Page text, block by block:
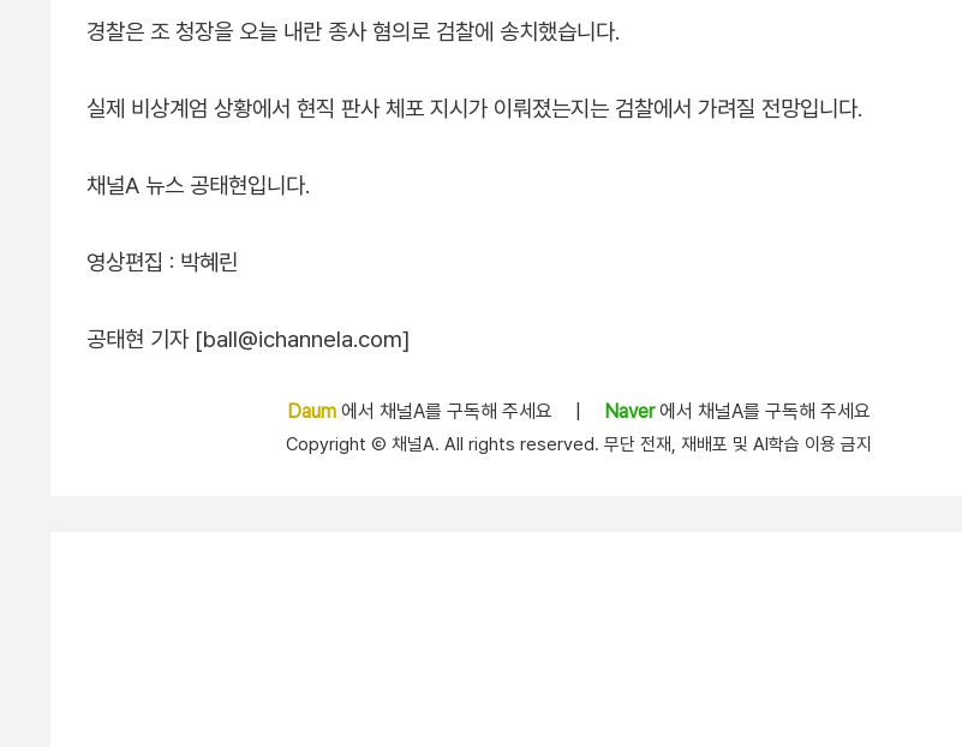
경찰은 조 청장을 오늘 내란 종사 혐의로 검찰에 송치했습니다.
실제 비상계엄 상황에서 현직 판사 체포 지시가 이뤄졌는지는 검찰에서 가려질 전망입니다.
채널A 뉴스 공태현입니다.
영상편집 : 박혜린
공태현 기자 [ball@ichannela.com]
Daum 에서 채널A를 구독해 주세요 Naver에서 채널A를 구독해 주세요
Copyright Ⓒ 채널A. All rights reserved. 무단 전재, 재배포 및 AI학습 이용 금지